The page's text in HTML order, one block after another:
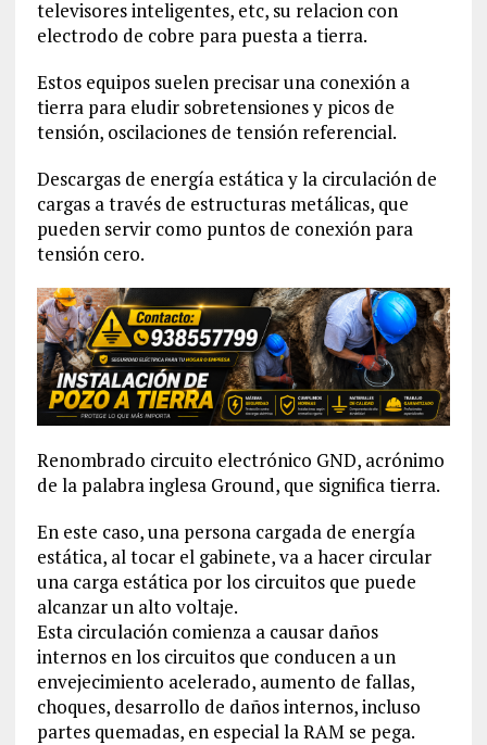
televisores inteligentes, etc, su relacion con
electrodo de cobre para puesta a tierra.
Estos equipos suelen precisar una conexión a
tierra para eludir sobretensiones y picos de
tensión, oscilaciones de tensión referencial.
Descargas de energía estática y la circulación de
cargas a través de estructuras metálicas, que
pueden servir como puntos de conexión para
tensión cero.
Renombrado circuito electrónico GND, acrónimo
de la palabra inglesa Ground, que significa tierra.
En este caso, una persona cargada de energía
estática, al tocar el gabinete, va a hacer circular
una carga estática por los circuitos que puede
alcanzar un alto voltaje.
Esta circulación comienza a causar daños
internos en los circuitos que conducen a un
envejecimiento acelerado, aumento de fallas,
choques, desarrollo de daños internos, incluso
partes quemadas, en especial la RAM se pega.